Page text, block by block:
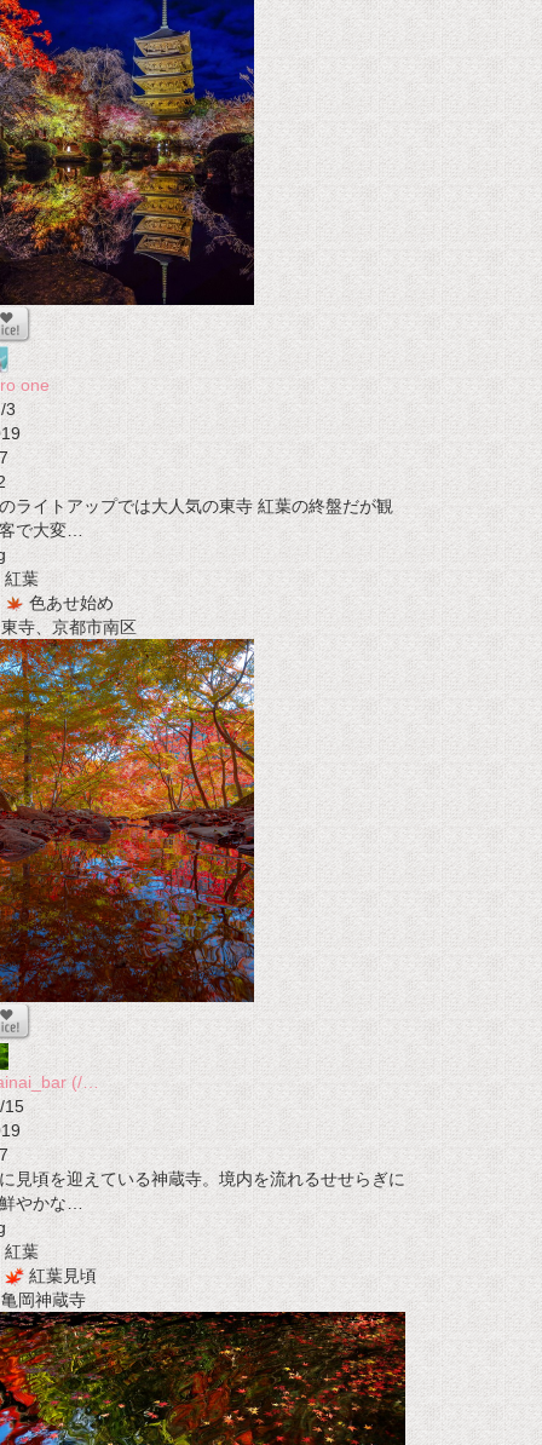
one
3
7
ライトアップでは大人気の東寺 紅葉の終盤だが観
で大変…
紅葉
色あせ始め
寺、京都市南区
(/…
15
7
見頃を迎えている神蔵寺。境内を流れるせせらぎに
やかな…
紅葉
紅葉見頃
岡神蔵寺